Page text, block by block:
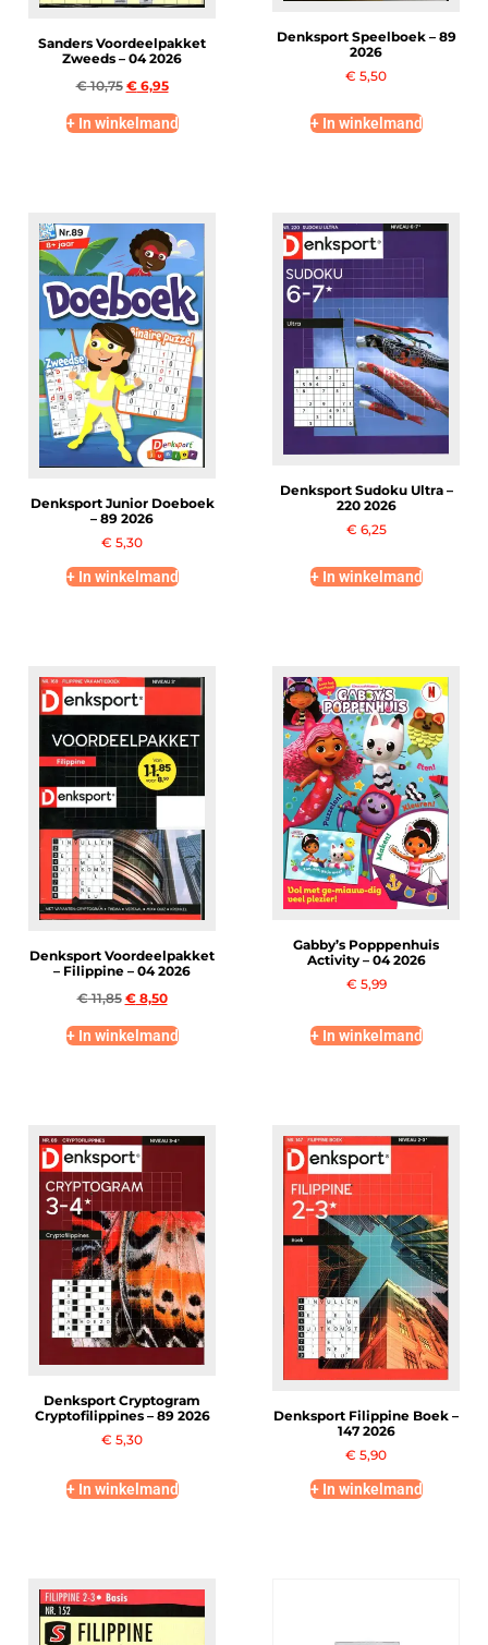
Sanders Voordeelpakket
Zweeds – 04 2026
€10,75 €6,95
+ In winkelmand
Denksport Speelboek – 89
2026
€ 5,50
+ In winkelmand
Denksport Junior Doeboek
– 89 2026
€ 5,30
+ In winkelmand
Denksport Sudoku Ultra –
220 2026
€ 6,25
+ In winkelmand
Denksport Voordeelpakket
– Filippine – 04 2026
€11,85 €8,50
+ In winkelmand
Gabby’s Popppenhuis
Activity – 04 2026
€ 5,99
+ In winkelmand
Denksport Cryptogram
Cryptofilippines – 89 2026
€ 5,30
+ In winkelmand
Denksport Filippine Boek –
147 2026
€ 5,90
+ In winkelmand